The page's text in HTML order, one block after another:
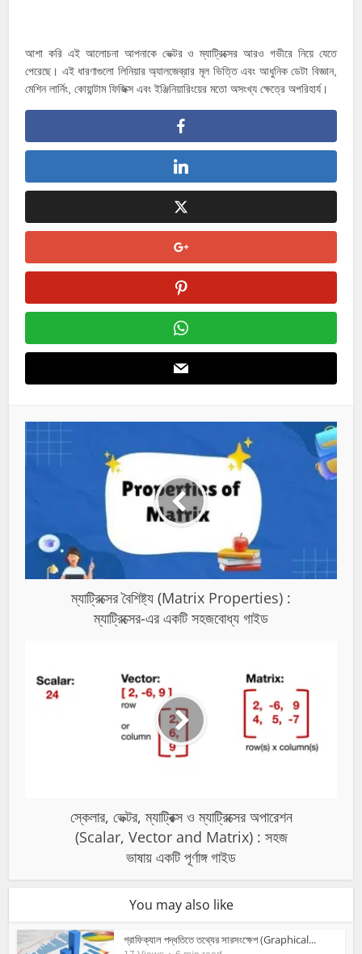
আশা করি এই আলোচনা আপনাকে ভেক্টর ও ম্যাট্রিক্সের আরও গভীরে নিয়ে যেতে
পেরেছে। এই ধারণাগুলো লিনিয়ার অ্যালজেব্রার মূল ভিত্তি এবং আধুনিক ডেটা বিজ্ঞান,
মেশিন লার্নিং, কোয়ান্টাম ফিজিক্স এবং ইঞ্জিনিয়ারিংয়ের মতো অসংখ্য ক্ষেত্রে অপরিহার্য।
ম্যাট্রিক্সের বৈশিষ্ট্য (Matrix Properties) :
ম্যাট্রিক্সের-এর একটি সহজবোধ্য গাইড
স্কেলার, ভেক্টর, ম্যাট্রিক্স ও ম্যাট্রিক্সের অপারেশন
(Scalar, Vector and Matrix) : সহজ
ভাষায় একটি পূর্ণাঙ্গ গাইড
You may also like
গ্রাফিক্যাল পদ্ধতিতে তথ্যের সারসংক্ষেপ (Graphical...